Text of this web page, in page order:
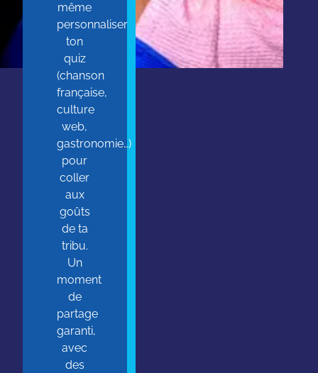
même
personnaliser
ton
quiz
(chanson
française,
culture
web,
gastronomie…)
pour
coller
aux
goûts
de ta
tribu.
Un
moment
de
partage
garanti,
avec
des